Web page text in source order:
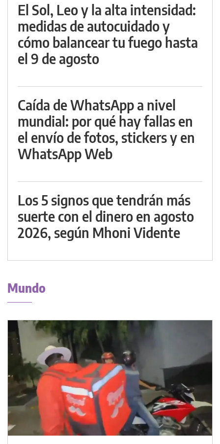
El Sol, Leo y la alta intensidad:
medidas de autocuidado y
cómo balancear tu fuego hasta
el 9 de agosto
Caída de WhatsApp a nivel
mundial: por qué hay fallas en
el envío de fotos, stickers y en
WhatsApp Web
Los 5 signos que tendrán más
suerte con el dinero en agosto
2026, según Mhoni Vidente
Mundo